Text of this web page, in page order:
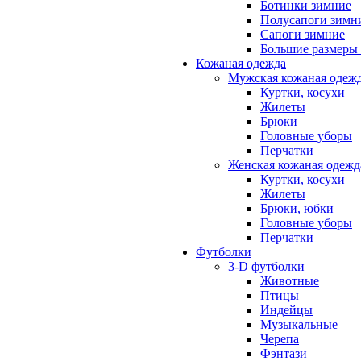
Ботинки зимние
Полусапоги
Сапоги зимние
Большие размеры
Кожаная одежда
Мужская кожаная
Куртки, косухи
Жилеты
Брюки
Головные уборы
Перчатки
Женская кожаная
Куртки, косухи
Жилеты
Брюки, юбки
Головные уборы
Перчатки
Футболки
3-D футболки
Животные
Птицы
Индейцы
Музыкальные
Черепа
Фэнтази